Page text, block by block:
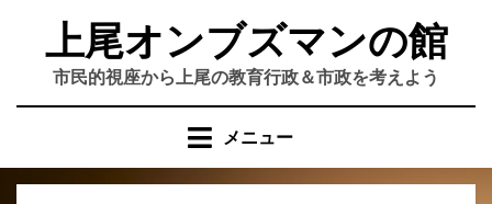
上尾オンブズマンの館
市民的視座から上尾の教育行政＆市政を考えよう
メニュー